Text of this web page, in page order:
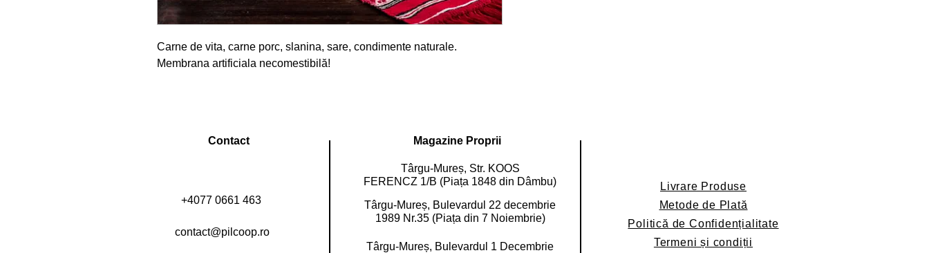
Carne de vita, carne porc, slanina, sare, condimente naturale.
Membrana artificiala necomestibilă!
Contact
+4077 0661 463
contact@pilcoop.ro
Magazine Proprii
Târgu-Mureș, Str. KOOS
FERENCZ 1/B (Piața 1848 din Dâmbu)
Târgu-Mureș, Bulevardul 22 decembrie
1989 Nr.35 (Piața din 7 Noiembrie)
Târgu-Mureș, Bulevardul 1 Decembrie
Livrare Produse
Metode de Plată
Politică de Confidențialitate
Termeni și condiții